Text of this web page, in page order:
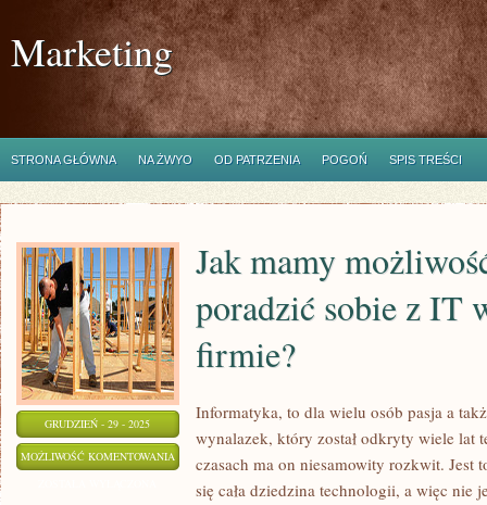
Marketing
STRONA GŁÓWNA NA ŻWYO OD PATRZENIA POGOŃ SPIS TREŚCI
GRUDZIEŃ - 29 - 2025
MOŻLIWOŚĆ KOMENTOWANIA
MAMY
Jak mamy
poradzić sobie z IT
firmie?
Informatyka, to dla wielu osób pasja a
wynalazek, który został odkryty wiele lat
czasach ma on niesamowity rozkwit. Jest
się cała dziedzina technologii, a więc nie